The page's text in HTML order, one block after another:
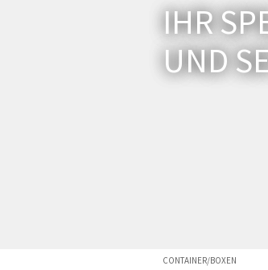
IHR
UND
CONTAINER/BOXEN